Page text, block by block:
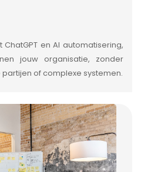
en AI automatisering,
jouw organisatie, zonder
of complexe systemen.